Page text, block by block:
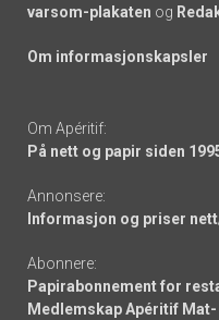
varsom-plakaten og
Om informasjonskapsler
Om Apéritif:
På nett og papir siden
Annonsere:
Informasjon og priser
Abonnere:
Papirabonnement for
Medlemskap Apéritif